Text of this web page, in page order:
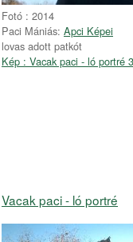
Fotó : 2014
Paci Mániás: Apci Képei
lovas adott patkót
Kép : Vacak paci - ló portré 3
Vacak paci - ló portré